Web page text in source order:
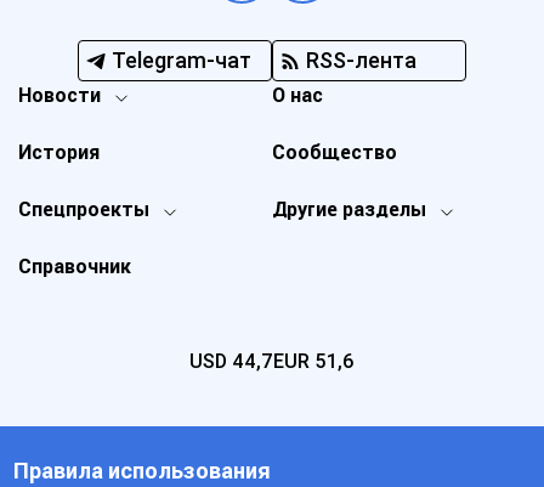
Telegram-чат RSS-лента
Новости
Спецпроекты Другие разделы
История
О нас
Справочник
Сообщество
USD 44,7EUR 51,6
Правила использования